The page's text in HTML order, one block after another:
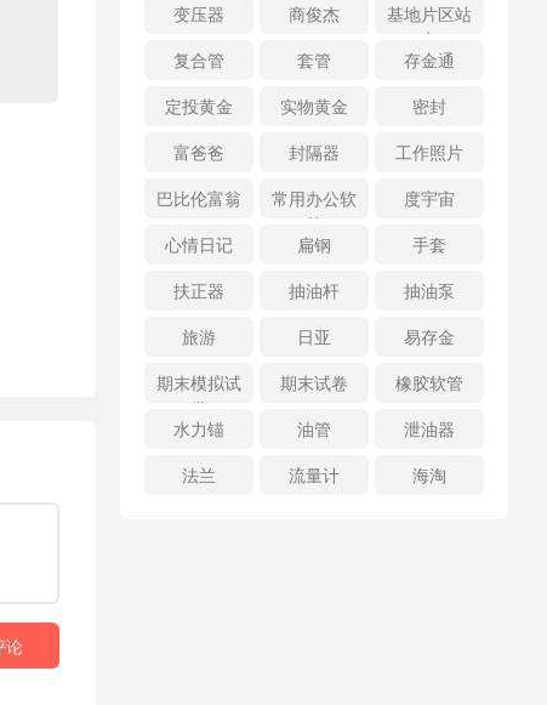
变压器
商俊杰
基地片区站
点
复合管
套管
存金通
定投黄金
实物黄金
密封
富爸爸
封隔器
工作照片
巴比伦富翁
常用办公软
件
度宇宙
心情日记
扁钢
手套
扶正器
抽油杆
抽油泵
旅游
日亚
易存金
期末模拟试
卷
期末试卷
橡胶软管
水力锚
油管
泄油器
法兰
流量计 海淘